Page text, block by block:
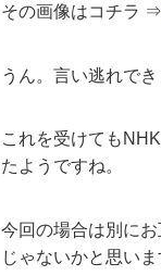
その画像はコチラ ⇒
うん。言い逃れで
これを受けても
たようですね。
今回の場合は別に
じゃないかと思いま